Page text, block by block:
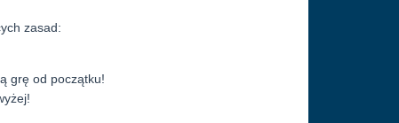
zasad:
grę od początku!